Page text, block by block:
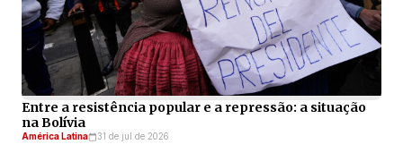
Entre a resistência popular e a repressão: a situação
na Bolívia
América Latina 31 de jul de 2026